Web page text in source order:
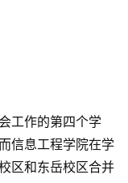
工作的第四个学
信息工程学院在学
区和东岳校区合并